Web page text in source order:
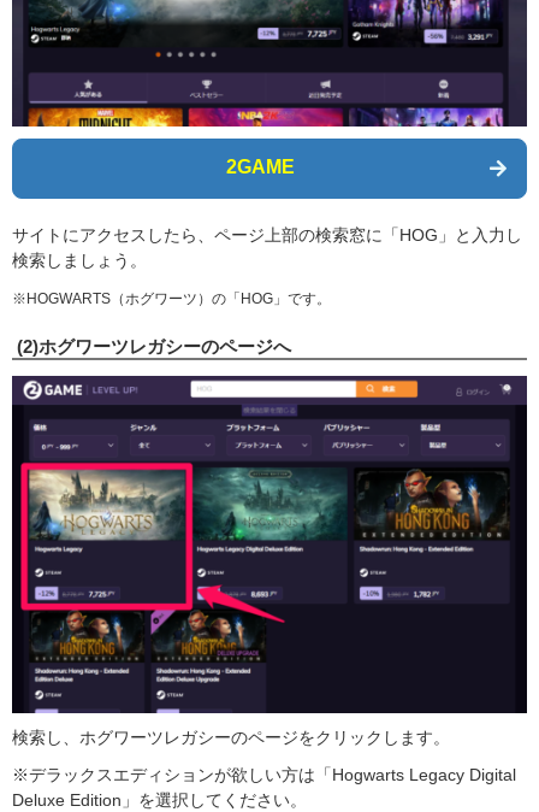
2GAME
サイトにアクセスしたら、ページ上部の検索窓に「HOG」と入力し
検索しましょう。
※HOGWARTS（ホグワーツ）の「HOG」です。
(2)ホグワーツレガシーのページへ
検索し、ホグワーツレガシーのページをクリックします。
※デラックスエディションが欲しい方は「Hogwarts Legacy Digital
Deluxe Edition」を選択してください。